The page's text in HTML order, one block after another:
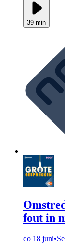
39 min
fout in
do 18 juni•